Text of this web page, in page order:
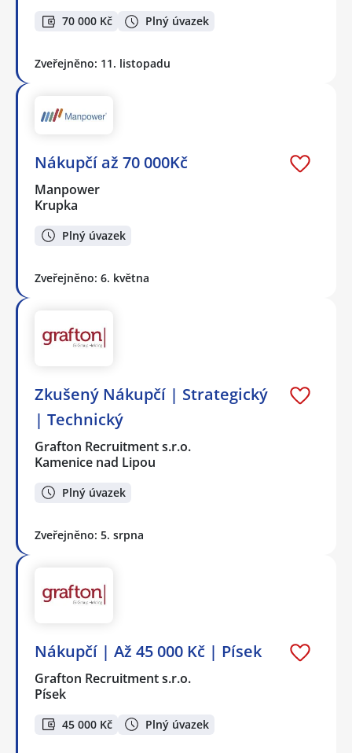
70 000 Kč Plný úvazek
Zveřejněno: 11. listopadu
Nákupčí až 70 000Kč
Manpower
Krupka
Plný úvazek
Zveřejněno: 6. května
Zkušený Nákupčí | Strategický
| Technický
Grafton Recruitment s.r.o.
Kamenice nad Lipou
Plný úvazek
Zveřejněno: 5. srpna
Nákupčí | Až 45 000 Kč | Písek
Grafton Recruitment s.r.o.
Písek
45 000 Kč Plný úvazek